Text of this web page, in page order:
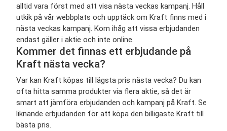
alltid vara först med att visa nästa veckas kampanj. Håll
utkik på vår webbplats och upptäck om Kraft finns med i
nästa veckas kampanj. Kom ihåg att vissa erbjudanden
endast gäller i aktie och inte online.
Kommer det finnas ett erbjudande på
Kraft nästa vecka?
Var kan Kraft köpas till lägsta pris nästa vecka? Du kan
ofta hitta samma produkter via flera aktie, så det är
smart att jämföra erbjudanden och kampanj på Kraft. Se
liknande erbjudanden för att köpa den billigaste Kraft till
bästa pris.